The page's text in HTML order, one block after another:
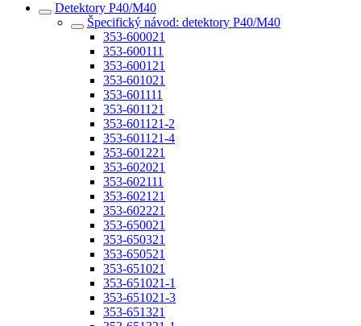
Detektory P40/M40
Špecifický návod: detektory P40/M40
353-600021
353-600111
353-600121
353-601021
353-601111
353-601121
353-601121-2
353-601121-4
353-601221
353-602021
353-602111
353-602121
353-602221
353-650021
353-650321
353-650521
353-651021
353-651021-1
353-651021-3
353-651321